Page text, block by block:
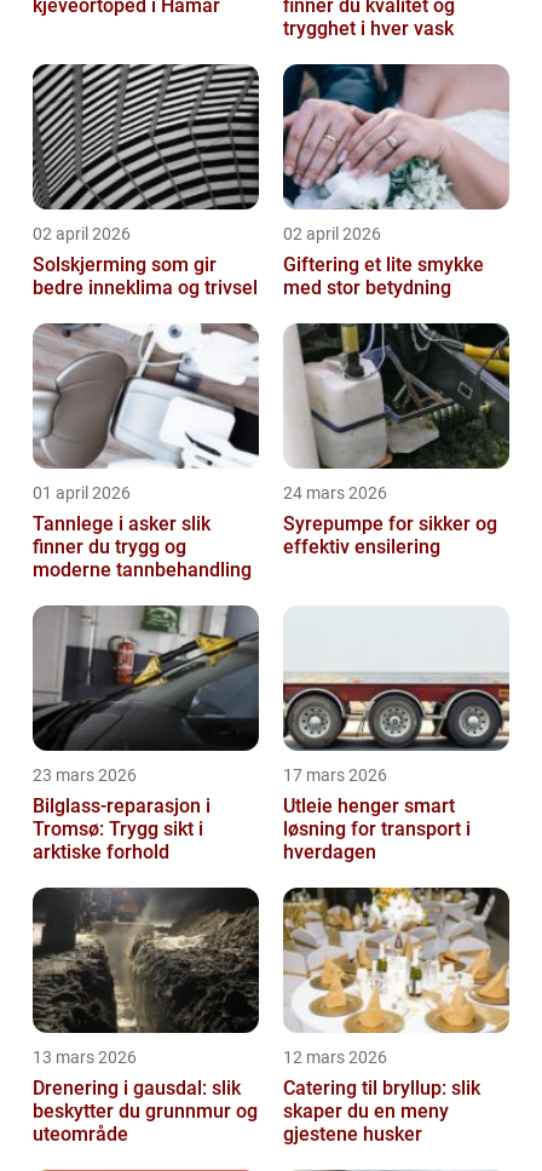
kjeveortoped i Hamar
finner du kvalitet og
trygghet i hver vask
02 april 2026
Solskjerming som gir
bedre inneklima og trivsel
02 april 2026
Giftering et lite smykke
med stor betydning
01 april 2026
Tannlege i asker slik
finner du trygg og
moderne tannbehandling
24 mars 2026
Syrepumpe for sikker og
effektiv ensilering
23 mars 2026
Bilglass-reparasjon i
Tromsø: Trygg sikt i
arktiske forhold
17 mars 2026
Utleie henger smart
løsning for transport i
hverdagen
13 mars 2026
Drenering i gausdal: slik
beskytter du grunnmur og
uteområde
12 mars 2026
Catering til bryllup: slik
skaper du en meny
gjestene husker